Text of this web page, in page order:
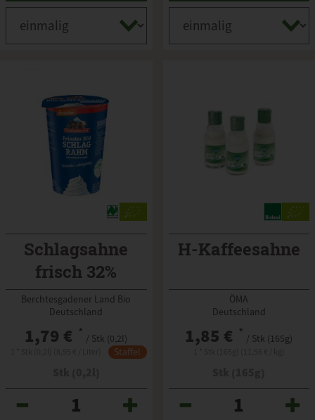
Schlagsahne
frisch 32%
Berchtesgadener Land Bio
Deutschland
1,79 € * / Stk (0,2l)
Staffel
H-Kaffeesahne
ÖMA
Deutschland
1,85 € * / Stk (165g)